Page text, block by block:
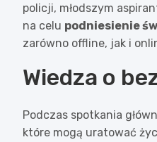
policji, młodszym
na celu podniesienie
zarówno offline, jak i
Wiedza o
Podczas spotkania
które mogą uratować